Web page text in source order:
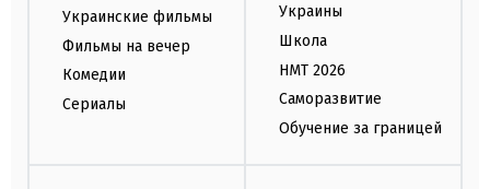
Украинские фильмы
Фильмы на вечер
Комедии
Сериалы
Украины
Школа
НМТ 2026
Саморазвитие
Обучение за границей